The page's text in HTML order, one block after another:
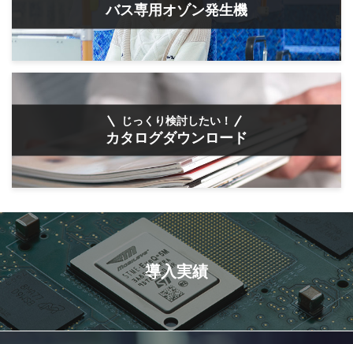
バス専用オゾン発生機
じっくり検討したい！
カタログダウンロード
導入実績